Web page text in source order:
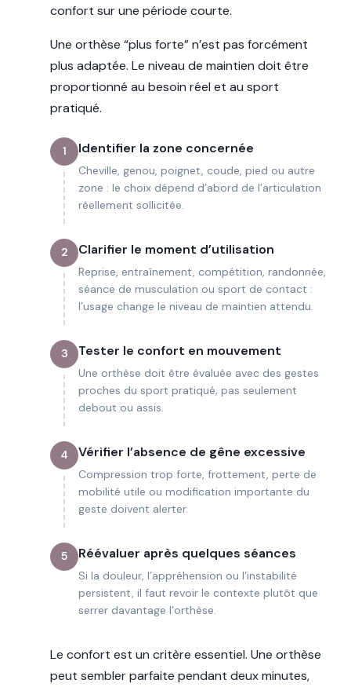
confort sur une période courte.
Une orthèse “plus forte” n’est pas forcément
plus adaptée. Le niveau de maintien doit être
proportionné au besoin réel et au sport
pratiqué.
1 Identifier la zone concernée
Cheville, genou, poignet, coude, pied ou autre
zone : le choix dépend d’abord de l’articulation
réellement sollicitée.
2 Clarifier le moment d’utilisation
Reprise, entraînement, compétition, randonnée,
séance de musculation ou sport de contact :
l’usage change le niveau de maintien attendu.
3 Tester le confort en mouvement
Une orthèse doit être évaluée avec des gestes
proches du sport pratiqué, pas seulement
debout ou assis.
4 Vérifier l’absence de gêne excessive
Compression trop forte, frottement, perte de
mobilité utile ou modification importante du
geste doivent alerter.
5 Réévaluer après quelques séances
Si la douleur, l’appréhension ou l’instabilité
persistent, il faut revoir le contexte plutôt que
serrer davantage l’orthèse.
Le confort est un critère essentiel. Une orthèse
peut sembler parfaite pendant deux minutes,